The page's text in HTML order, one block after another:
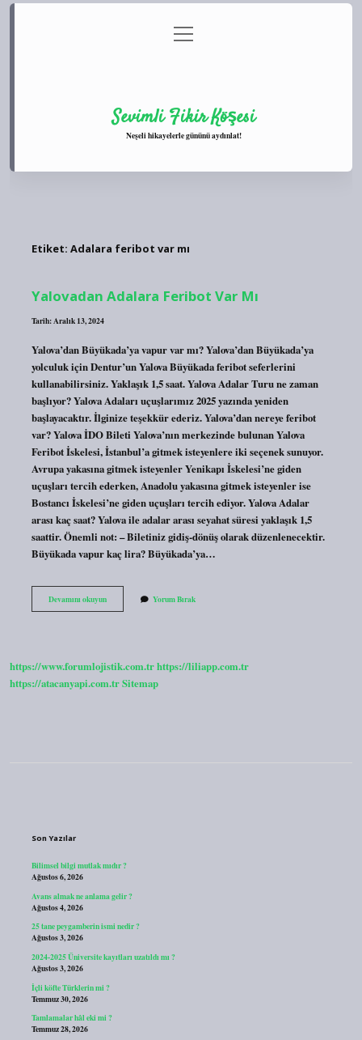
Gizlilik Politikası
menüyü
aç
Sevimli Fikir Köşesi
Neşeli hikayelerle gününü aydınlat!
Etiket: Adalara feribot var mı
Yalovadan Adalara Feribot Var Mı
Tarih: Aralık 13, 2024
Yalova’dan Büyükada’ya vapur var mı? Yalova’dan Büyükada’ya
yolculuk için Dentur’un Yalova Büyükada feribot seferlerini
kullanabilirsiniz. Yaklaşık 1,5 saat. Yalova Adalar Turu ne zaman
başlıyor? Yalova Adaları uçuşlarımız 2025 yazında yeniden
başlayacaktır. İlginize teşekkür ederiz. Yalova’dan nereye feribot
var? Yalova İDO Bileti Yalova’nın merkezinde bulunan Yalova
Feribot İskelesi, İstanbul’a gitmek isteyenlere iki seçenek sunuyor.
Avrupa yakasına gitmek isteyenler Yenikapı İskelesi’ne giden
uçuşları tercih ederken, Anadolu yakasına gitmek isteyenler ise
Bostancı İskelesi’ne giden uçuşları tercih ediyor. Yalova Adalar
arası kaç saat? Yalova ile adalar arası seyahat süresi yaklaşık 1,5
saattir. Önemli not: – Biletiniz gidiş-dönüş olarak düzenlenecektir.
Büyükada vapur kaç lira? Büyükada’ya…
Devamını okuyunYalovadan
Adalara
Yorum Bırak
https://www.forumlojistik.com.trhttps://liliapp.com.tr
https://atacanyapi.com.trSitemap
Son Yazılar
Bilimsel bilgi mutlak mıdır ?
Ağustos 6, 2026
Avans almak ne anlama gelir ?
Ağustos 4, 2026
25 tane peygamberin ismi nedir ?
Ağustos 3, 2026
2024-2025 Üniversite kayıtları uzatıldı mı ?
Ağustos 3, 2026
İçli köfte Türklerin mi ?
Temmuz 30, 2026
Tamlamalar hâl eki mi ?
Temmuz 28, 2026